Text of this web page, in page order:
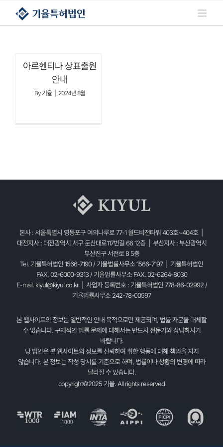
콘텐츠로
건너뛰기
아르헨티나 상표출원
안내
By기율 2024년 8월
본사 : 서울특별시 영등포구 여의나루로 77-1 월드비전타워 403호~404호 |
대전지사 : 대전광역시 서구 둔산대로117번길 66 12층 | 부산지사 : 부산광역시
부산진구 서전로 8 5층
Tel. 기율특허법인 1566-7190 / 기율법률사무소 1566-7197 | 기율특허법인
FAX. 02-6000-9313 / 기율법률사무소 FAX. 02-6264-8030
E-mail. kiyul@kiyul.co.kr| 사업자 등록번호 : 기율특허법인 778-86-02992 /
기율법률사무소 242-78-00597
본 웹사이트의 정보는 일반적인 안내 목적으로만 제공되며, 법률 자문을 대체할
수 없습니다. 구체적인 법률 문제에 대해서는 반드시 전문가와 상담하시기
바랍니다.
당 법인은 본 웹사이트의 정보를 신뢰하여 취한 행동에 대해 책임을 지지
않습니다. 본 정보는 작성 당시를 기준으로 하며, 법률이나 상황의 변경에 따라
달라질 수 있습니다.
copyright©2025 기율. All rights reserved